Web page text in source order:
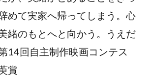
めて実家へ帰ってしまう。心
緒のもとへと向かう。うえだ
14回自主制作映画コンテス
賞